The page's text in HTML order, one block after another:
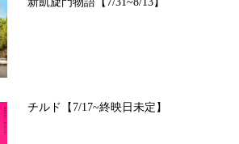
チルド【7/17~終映日未定】